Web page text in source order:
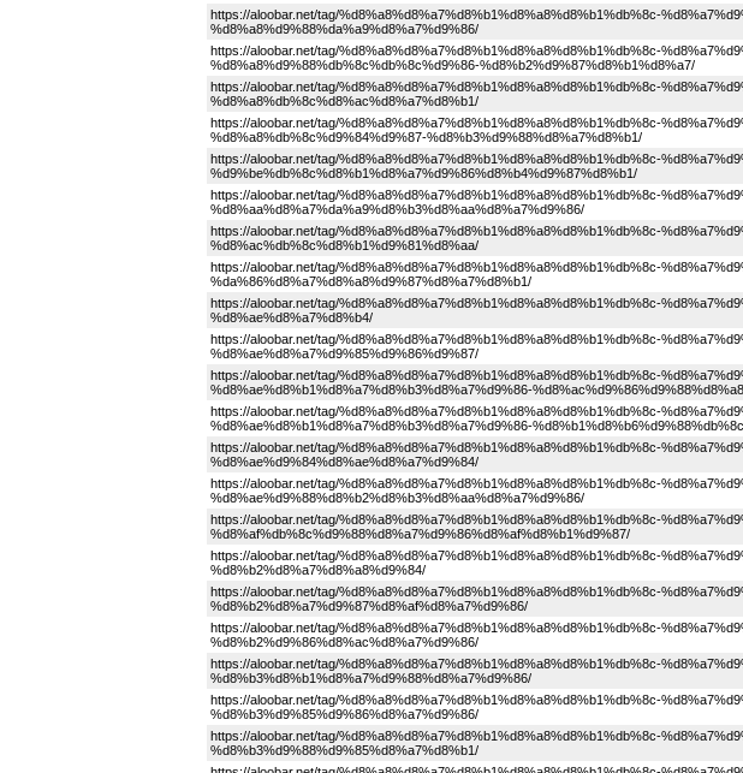
https://aloobar.net/tag/%d8%a8%d8%a7%d8%b1%d8%a8%d8%b1%db%8c-
%d8%a8%d9%88%da%a9%d8%a7%d9%86/
https://aloobar.net/tag/%d8%a8%d8%a7%d8%b1%d8%a8%d8%b1%db%8c-
%d8%a8%d9%88%db%8c%db%8c%d9%86-%d8%b2%d9%87%d8%b1%d8%a7/
https://aloobar.net/tag/%d8%a8%d8%a7%d8%b1%d8%a8%d8%b1%db%8c-
%d8%a8%db%8c%d8%ac%d8%a7%d8%b1/
https://aloobar.net/tag/%d8%a8%d8%a7%d8%b1%d8%a8%d8%b1%db%8c-
%d8%a8%db%8c%d9%84%d9%87-%d8%b3%d9%88%d8%a7%d8%b1/
https://aloobar.net/tag/%d8%a8%d8%a7%d8%b1%d8%a8%d8%b1%db%8c-
%d9%be%db%8c%d8%b1%d8%a7%d9%86%d8%b4%d9%87%d8%b1/
https://aloobar.net/tag/%d8%a8%d8%a7%d8%b1%d8%a8%d8%b1%db%8c-
%d8%aa%d8%a7%da%a9%d8%b3%d8%aa%d8%a7%d9%86/
https://aloobar.net/tag/%d8%a8%d8%a7%d8%b1%d8%a8%d8%b1%db%8c-
%d8%ac%db%8c%d8%b1%d9%81%d8%aa/
https://aloobar.net/tag/%d8%a8%d8%a7%d8%b1%d8%a8%d8%b1%db%8c-
%da%86%d8%a7%d8%a8%d9%87%d8%a7%d8%b1/
https://aloobar.net/tag/%d8%a8%d8%a7%d8%b1%d8%a8%d8%b1%db%8c-
%d8%ae%d8%a7%d8%b4/
https://aloobar.net/tag/%d8%a8%d8%a7%d8%b1%d8%a8%d8%b1%db%8c-
%d8%ae%d8%a7%d9%85%d9%86%d9%87/
https://aloobar.net/tag/%d8%a8%d8%a7%d8%b1%d8%a8%d8%b1%db%8c-
%d8%ae%d8%b1%d8%a7%d8%b3%d8%a7%d9%86-
https://aloobar.net/tag/%d8%a8%d8%a7%d8%b1%d8%a8%d8%b1%db%8c-
%d8%ae%d8%b1%d8%a7%d8%b3%d8%a7%d9%86-
https://aloobar.net/tag/%d8%a8%d8%a7%d8%b1%d8%a8%d8%b1%db%8c-
%d8%ae%d9%84%d8%ae%d8%a7%d9%84/
https://aloobar.net/tag/%d8%a8%d8%a7%d8%b1%d8%a8%d8%b1%db%8c-
%d8%ae%d9%88%d8%b2%d8%b3%d8%aa%d8%a7%d9%86/
https://aloobar.net/tag/%d8%a8%d8%a7%d8%b1%d8%a8%d8%b1%db%8c-
%d8%af%db%8c%d9%88%d8%a7%d9%86%d8%af%d8%b1%d9%87/
https://aloobar.net/tag/%d8%a8%d8%a7%d8%b1%d8%a8%d8%b1%db%8c-
%d8%b2%d8%a7%d8%a8%d9%84/
https://aloobar.net/tag/%d8%a8%d8%a7%d8%b1%d8%a8%d8%b1%db%8c-
%d8%b2%d8%a7%d9%87%d8%af%d8%a7%d9%86/
https://aloobar.net/tag/%d8%a8%d8%a7%d8%b1%d8%a8%d8%b1%db%8c-
%d8%b2%d9%86%d8%ac%d8%a7%d9%86/
https://aloobar.net/tag/%d8%a8%d8%a7%d8%b1%d8%a8%d8%b1%db%8c-
%d8%b3%d8%b1%d8%a7%d9%88%d8%a7%d9%86/
https://aloobar.net/tag/%d8%a8%d8%a7%d8%b1%d8%a8%d8%b1%db%8c-
%d8%b3%d9%85%d9%86%d8%a7%d9%86/
https://aloobar.net/tag/%d8%a8%d8%a7%d8%b1%d8%a8%d8%b1%db%8c-
%d8%b3%d9%88%d9%85%d8%a7%d8%b1/